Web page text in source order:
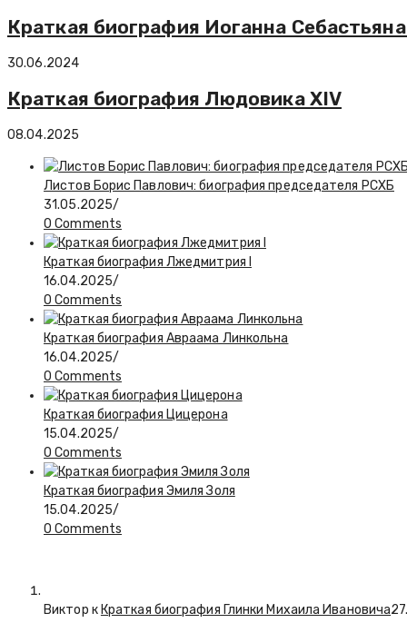
Краткая биография Иоганна
30.06.2024
Краткая биография Людовика XIV
08.04.2025
Листов Борис Павлович: биография председателя РСХБ
31.05.2025/
0 Comments
Краткая биография Лжедмитрия I
16.04.2025/
0 Comments
Краткая биография Авраама Линкольна
16.04.2025/
0 Comments
Краткая биография Цицерона
15.04.2025/
0 Comments
Краткая биография Эмиля Золя
15.04.2025/
0 Comments
Виктор к Краткая биография Глинки Михаила Ивановича